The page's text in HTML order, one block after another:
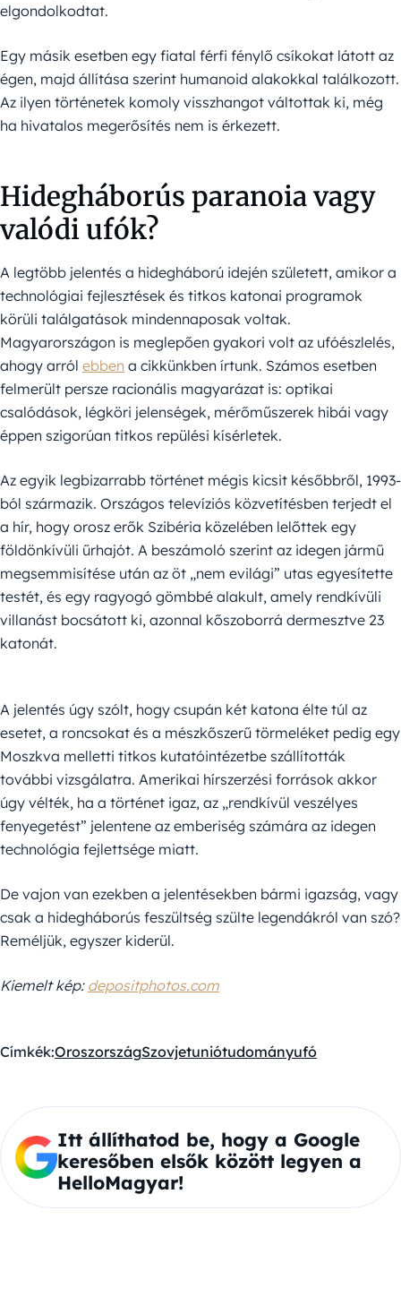
elgondolkodtat.
Egy másik esetben egy fiatal férfi fénylő csíkokat látott az
égen, majd állítása szerint humanoid alakokkal találkozott.
Az ilyen történetek komoly visszhangot váltottak ki, még
ha hivatalos megerősítés nem is érkezett.
Hidegháborús paranoia vagy
valódi ufók?
A legtöbb jelentés a hidegháború idején született, amikor a
technológiai fejlesztések és titkos katonai programok
körüli találgatások mindennaposak voltak.
Magyarországon is meglepően gyakori volt az ufóészlelés,
ahogy arról ebben a cikkünkben írtunk. Számos esetben
felmerült persze racionális magyarázat is: optikai
csalódások, légköri jelenségek, mérőműszerek hibái vagy
éppen szigorúan titkos repülési kísérletek.
Az egyik legbizarrabb történet mégis kicsit későbbről, 1993-
ból származik. Országos televíziós közvetítésben terjedt el
a hír, hogy orosz erők Szibéria közelében lelőttek egy
földönkívüli űrhajót. A beszámoló szerint az idegen jármű
megsemmisítése után az öt „nem evilági” utas egyesítette
testét, és egy ragyogó gömbbé alakult, amely rendkívüli
villanást bocsátott ki, azonnal kőszoborrá dermesztve 23
katonát.
A jelentés úgy szólt, hogy csupán két katona élte túl az
esetet, a roncsokat és a mészkőszerű törmeléket pedig egy
Moszkva melletti titkos kutatóintézetbe szállították
további vizsgálatra. Amerikai hírszerzési források akkor
úgy vélték, ha a történet igaz, az „rendkívül veszélyes
fenyegetést” jelentene az emberiség számára az idegen
technológia fejlettsége miatt.
De vajon van ezekben a jelentésekben bármi igazság, vagy
csak a hidegháborús feszültség szülte legendákról van szó?
Reméljük, egyszer kiderül.
Kiemelt kép: depositphotos.com
Címkék:OroszországSzovjetuniótudományufó
Itt állíthatod be, hogy a Google
keresőben elsők között legyen a
HelloMagyar!